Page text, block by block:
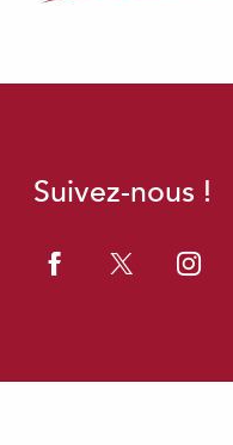
Suivez-nous !